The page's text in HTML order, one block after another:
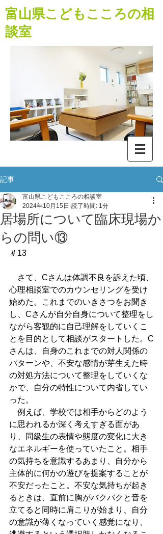
​富山県こどもこころの相
談室
記事
居場所について臨床現場か
らの問い⑬
富山県こどもこころの相談室
2024年10月15日 読了時間: 1分
＃13
さて、Cさんは体調不良を訴えた頃、
心理相談室でのカウンセリングを受け
始めた。これまでのいきさつをお聞き
し、Cさんが自分自身について整理をし
ながら客観的に自己理解をしていくこ
とを目的として相談がスタートした。C
さんは、自身のこれまでの対人関係の
パターンや、不安な感情が芽生えた時
の対処方法について整理をしていくな
かで、自分の特性について内省してい
った。
例えば、学校では相手からどのよう
に思われるか深く考えすぎる面があ
り、同級生の表情や態度の変化に大き
なエネルギーを使っていたこと。相手
の気持ちを意識するあまり、自分から
主体的に何かの遊びを提案することが
不安だったこと。不安な気持ちが起き
るときは、直前に胸がバクバクと音を
立てると同時に肩こりが始まり、自分
の意識が薄くなっていく感覚になり、